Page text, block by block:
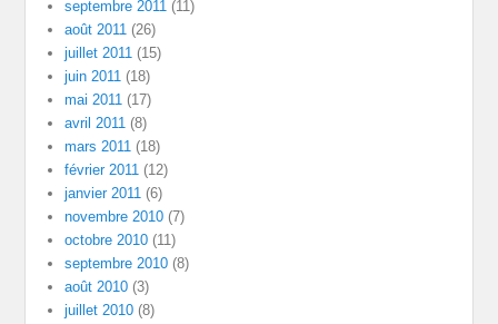
septembre 2011 (11)
août 2011 (26)
juillet 2011 (15)
juin 2011 (18)
mai 2011 (17)
avril 2011 (8)
mars 2011 (18)
février 2011 (12)
janvier 2011 (6)
novembre 2010 (7)
octobre 2010 (11)
septembre 2010 (8)
août 2010 (3)
juillet 2010 (8)